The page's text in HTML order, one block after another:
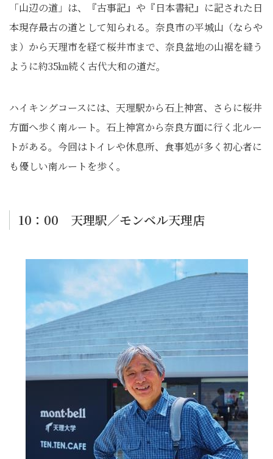
「山辺の道」は、『古事記』や『日本書紀』に記された日
本現存最古の道として知られる。奈良市の平城山（ならや
ま）から天理市を経て桜井市まで、奈良盆地の山裾を縫う
ように約35㎞続く古代大和の道だ。
ハイキングコースには、天理駅から石上神宮、さらに桜井
方面へ歩く南ルート。石上神宮から奈良方面に行く北ルー
トがある。今回はトイレや休息所、食事処が多く初心者に
も優しい南ルートを歩く。
10：00 天理駅／モンベル天理店